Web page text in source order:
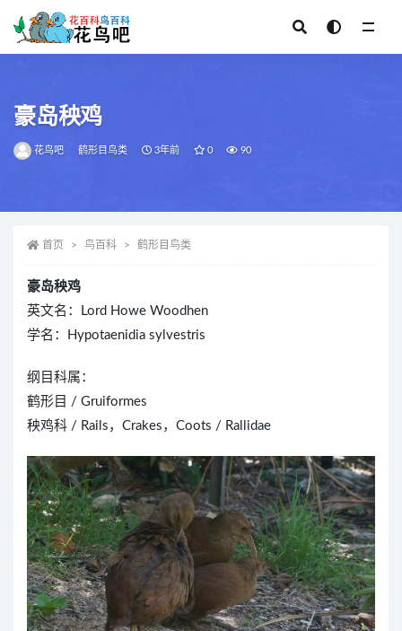
豪岛秧鸡
花鸟吧 鹤形目鸟类 3年前 0 90
首页 鸟百科 鹤形目鸟类
豪岛秧鸡
英文名：Lord Howe Woodhen
学名：Hypotaenidia sylvestris
纲目科属：
鹤形目 / Gruiformes
秧鸡科 / Rails，Crakes，Coots / Rallidae